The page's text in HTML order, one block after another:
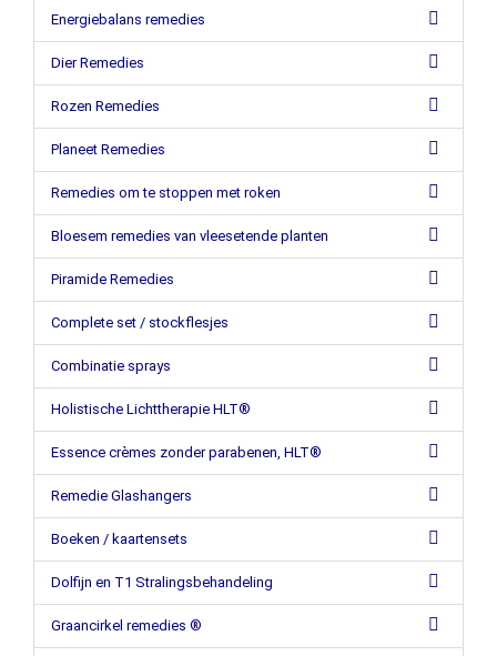
Energiebalans remedies
Dier Remedies
Rozen Remedies
Planeet Remedies
Remedies om te stoppen met roken
Bloesem remedies van vleesetende planten
Piramide Remedies
Complete set / stockflesjes
Combinatie sprays
Holistische Lichttherapie HLT®
Essence crèmes zonder parabenen, HLT®
Remedie Glashangers
Boeken / kaartensets
Dolfijn en T1 Stralingsbehandeling
Graancirkel remedies ®